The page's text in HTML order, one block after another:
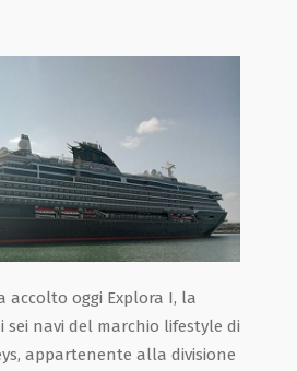
accolto oggi Explora I, la
navi del marchio lifestyle di
appartenente alla divisione